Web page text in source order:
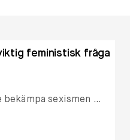
feministisk fråga
bekämpa sexismen …